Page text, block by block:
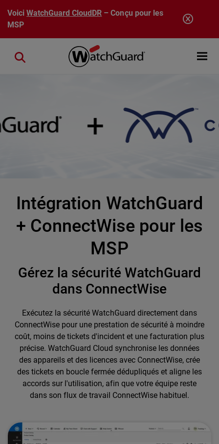
Aller au contenu principal
VoiciWatchGuard CloudDR – Conçu pour les
MSP
Open
Close search
Intégration WatchGuard
+ ConnectWise pour les
MSP
Gérez la sécurité WatchGuard
dans ConnectWise
Exécutez la sécurité WatchGuard directement dans
ConnectWise pour une prestation de sécurité à moindre
coût, moins de tickets d'incident et une facturation plus
précise. WatchGuard Cloud synchronise les données
des appareils et des licences avec ConnectWise, crée
des tickets en boucle fermée dédupliqués et aligne les
accords sur l'utilisation, afin que votre équipe reste
dans son flux de travail ConnectWise habituel.